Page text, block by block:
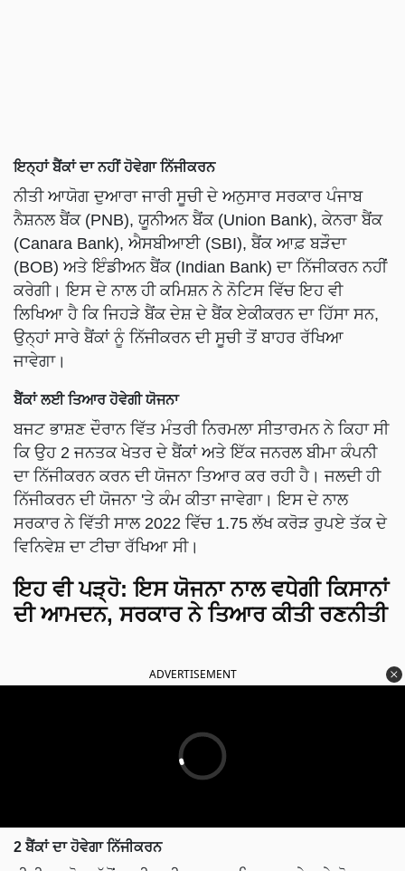
ਇਨ੍ਹਾਂ ਬੈਂਕਾਂ ਦਾ ਨਹੀਂ ਹੋਵੇਗਾ ਨਿੱਜੀਕਰਨ
ਨੀਤੀ ਆਯੋਗ ਦੁਆਰਾ ਜਾਰੀ ਸੂਚੀ ਦੇ ਅਨੁਸਾਰ ਸਰਕਾਰ ਪੰਜਾਬ
ਨੈਸ਼ਨਲ ਬੈਂਕ (PNB), ਯੂਨੀਅਨ ਬੈਂਕ (Union Bank), ਕੇਨਰਾ ਬੈਂਕ
(Canara Bank), ਐਸਬੀਆਈ (SBI), ਬੈਂਕ ਆਫ਼ ਬੜੌਦਾ
(BOB) ਅਤੇ ਇੰਡੀਅਨ ਬੈਂਕ (Indian Bank) ਦਾ ਨਿੱਜੀਕਰਨ ਨਹੀਂ
ਕਰੇਗੀ। ਇਸ ਦੇ ਨਾਲ ਹੀ ਕਮਿਸ਼ਨ ਨੇ ਨੋਟਿਸ ਵਿੱਚ ਇਹ ਵੀ
ਲਿਖਿਆ ਹੈ ਕਿ ਜਿਹੜੇ ਬੈਂਕ ਦੇਸ਼ ਦੇ ਬੈਂਕ ਏਕੀਕਰਨ ਦਾ ਹਿੱਸਾ ਸਨ,
ਉਨ੍ਹਾਂ ਸਾਰੇ ਬੈਂਕਾਂ ਨੂੰ ਨਿੱਜੀਕਰਨ ਦੀ ਸੂਚੀ ਤੋਂ ਬਾਹਰ ਰੱਖਿਆ
ਜਾਵੇਗਾ।
ਬੈਂਕਾਂ ਲਈ ਤਿਆਰ ਹੋਵੇਗੀ ਯੋਜਨਾ
ਬਜਟ ਭਾਸ਼ਣ ਦੌਰਾਨ ਵਿੱਤ ਮੰਤਰੀ ਨਿਰਮਲਾ ਸੀਤਾਰਮਨ ਨੇ ਕਿਹਾ ਸੀ
ਕਿ ਉਹ 2 ਜਨਤਕ ਖੇਤਰ ਦੇ ਬੈਂਕਾਂ ਅਤੇ ਇੱਕ ਜਨਰਲ ਬੀਮਾ ਕੰਪਨੀ
ਦਾ ਨਿੱਜੀਕਰਨ ਕਰਨ ਦੀ ਯੋਜਨਾ ਤਿਆਰ ਕਰ ਰਹੀ ਹੈ। ਜਲਦੀ ਹੀ
ਨਿੱਜੀਕਰਨ ਦੀ ਯੋਜਨਾ 'ਤੇ ਕੰਮ ਕੀਤਾ ਜਾਵੇਗਾ। ਇਸ ਦੇ ਨਾਲ
ਸਰਕਾਰ ਨੇ ਵਿੱਤੀ ਸਾਲ 2022 ਵਿੱਚ 1.75 ਲੱਖ ਕਰੋੜ ਰੁਪਏ ਤੱਕ ਦੇ
ਵਿਨਿਵੇਸ਼ ਦਾ ਟੀਚਾ ਰੱਖਿਆ ਸੀ।
ਇਹ ਵੀ ਪੜ੍ਹੋ:ਇਸ ਯੋਜਨਾ ਨਾਲ ਵਧੇਗੀ ਕਿਸਾਨਾਂ
ਦੀ ਆਮਦਨ, ਸਰਕਾਰ ਨੇ ਤਿਆਰ ਕੀਤੀ ਰਣਨੀਤੀ
ਨੀਤੀ ਆਯੋਗ ਵੱਲੋਂ ਜਾਰੀ ਸੂਚੀ ਅਨੁਸਾਰ ਫਿਲਹਾਲ ਦੇਸ਼ ਦੇ ਦੋ